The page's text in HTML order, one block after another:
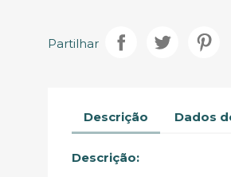
Partilhar
Descrição Dados
Descrição: